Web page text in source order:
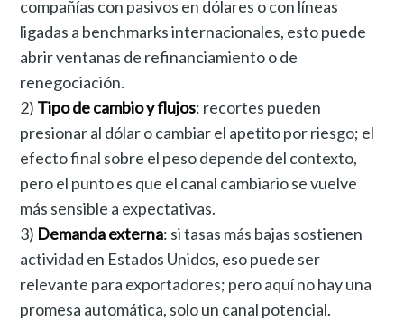
compañías con pasivos en dólares o con líneas
ligadas a benchmarks internacionales, esto puede
abrir ventanas de refinanciamiento o de
renegociación.
2) Tipo de cambio y flujos: recortes pueden
presionar al dólar o cambiar el apetito por riesgo; el
efecto final sobre el peso depende del contexto,
pero el punto es que el canal cambiario se vuelve
más sensible a expectativas.
3) Demanda externa: si tasas más bajas sostienen
actividad en Estados Unidos, eso puede ser
relevante para exportadores; pero aquí no hay una
promesa automática, solo un canal potencial.